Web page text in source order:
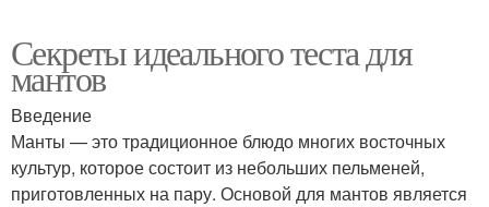
Секреты идеального теста для
мантов
Введение
Манты — это традиционное блюдо многих восточных
культур, которое состоит из небольших пельменей,
приготовленных на пару. Основой для мантов является